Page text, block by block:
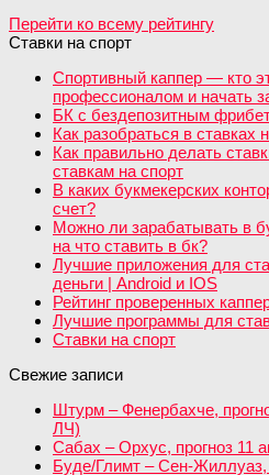
Перейти ко всему рейтингу
Ставки на спорт
Спортивный каппер — кто
профессионалом и начать
БК с бездепозитным
Как разобраться в ставках
Как правильно делать
ставкам на спорт
В каких букмекерских
счет?
Можно ли зарабатывать в
на что ставить в бк?
Лучшие приложения для
деньги | Android и IOS
Рейтинг проверенных
Лучшие программы для
Ставки на спорт
Свежие записи
Штурм – Фенербахче,
ЛЧ)
Сабах – Орхус, прогноз 11
Буде/Глимт – Сен-Жиллуаз,